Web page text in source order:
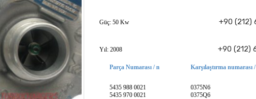
Güç: 50 Kw +90 (212)
Yıl: 2008 +90 (212)
Parça Numarası / n
5435 988 0021
5435 970 0021
Karşılaştırma numarası
0375N6
0375Q6